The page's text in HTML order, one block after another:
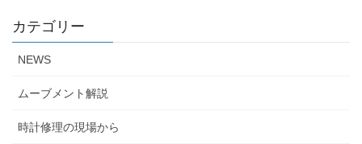
カテゴリー
NEWS
ムーブメント解説
時計修理の現場から